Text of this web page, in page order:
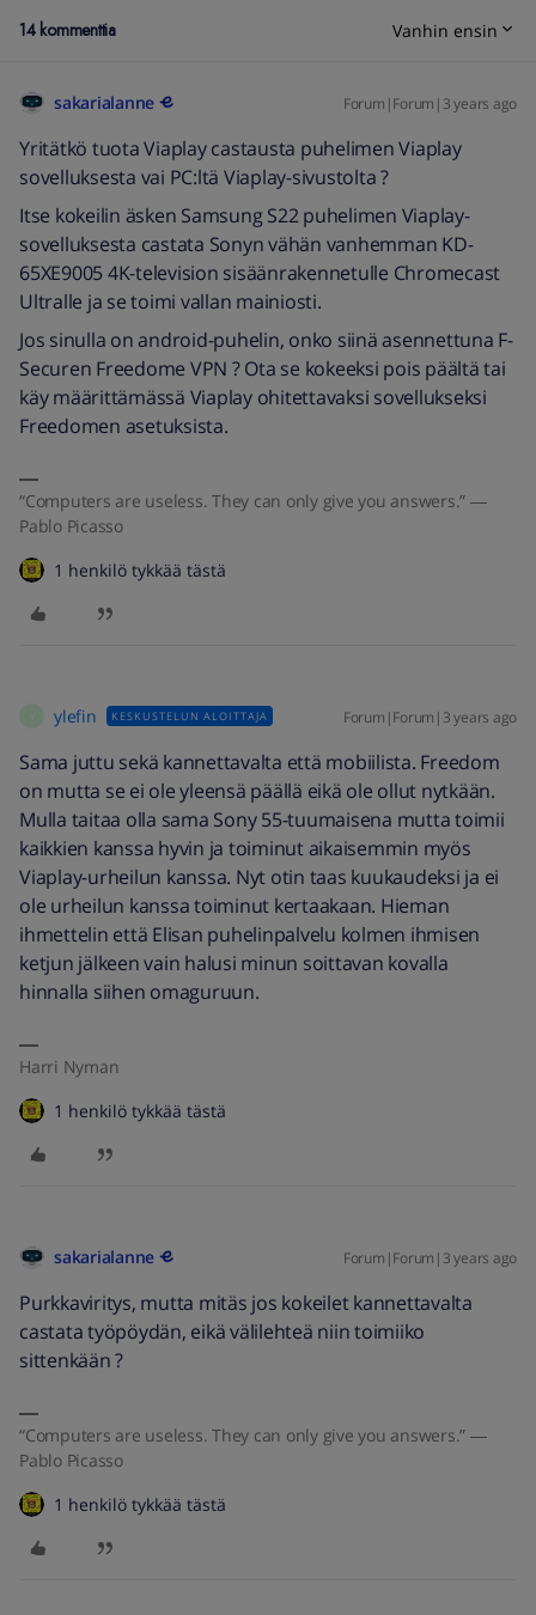
14 kommenttia Vanhin ensin
sakarialanne Forum|Forum|3 years ago
Yritätkö tuota Viaplay castausta puhelimen Viaplay
sovelluksesta vai PC:ltä Viaplay-sivustolta ?
Itse kokeilin äsken Samsung S22 puhelimen Viaplay-
sovelluksesta castata Sonyn vähän vanhemman KD-
65XE9005 4K-television sisäänrakennetulle Chromecast
Ultralle ja se toimi vallan mainiosti.
Jos sinulla on android-puhelin, onko siinä asennettuna F-
Securen Freedome VPN ? Ota se kokeeksi pois päältä tai
käy määrittämässä Viaplay ohitettavaksi sovellukseksi
Freedomen asetuksista.
“Computers are useless. They can only give you answers.” ―
Pablo Picasso
1 henkilö tykkää tästä
ylefin KESKUSTELUN ALOITTAJA Forum|Forum|3 years ago
Sama juttu sekä kannettavalta että mobiilista. Freedom
on mutta se ei ole yleensä päällä eikä ole ollut nytkään.
Mulla taitaa olla sama Sony 55-tuumaisena mutta toimii
kaikkien kanssa hyvin ja toiminut aikaisemmin myös
Viaplay-urheilun kanssa. Nyt otin taas kuukaudeksi ja ei
ole urheilun kanssa toiminut kertaakaan. Hieman
ihmettelin että Elisan puhelinpalvelu kolmen ihmisen
ketjun jälkeen vain halusi minun soittavan kovalla
hinnalla siihen omaguruun.
Harri Nyman
1 henkilö tykkää tästä
sakarialanne Forum|Forum|3 years ago
Purkkaviritys, mutta mitäs jos kokeilet kannettavalta
castata työpöydän, eikä välilehteä niin toimiiko
sittenkään ?
“Computers are useless. They can only give you answers.” ―
Pablo Picasso
1 henkilö tykkää tästä